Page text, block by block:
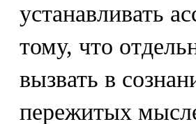
устанавливать
тому, что
вызвать в
пережитых